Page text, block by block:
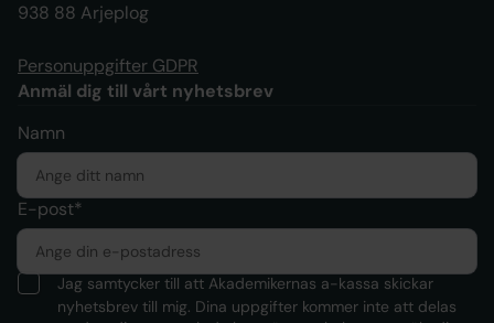
938 88 Arjeplog
Personuppgifter GDPR
Anmäl dig till vårt nyhetsbrev
Namn
E-post*
Jag samtycker till att Akademikernas a-kassa skickar
nyhetsbrev till mig. Dina uppgifter kommer inte att delas